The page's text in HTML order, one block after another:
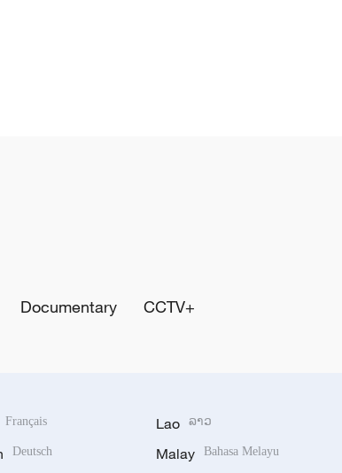
Documentary CCTV+
Français
Deutsch
Lao ລາວ
Malay Bahasa Melayu